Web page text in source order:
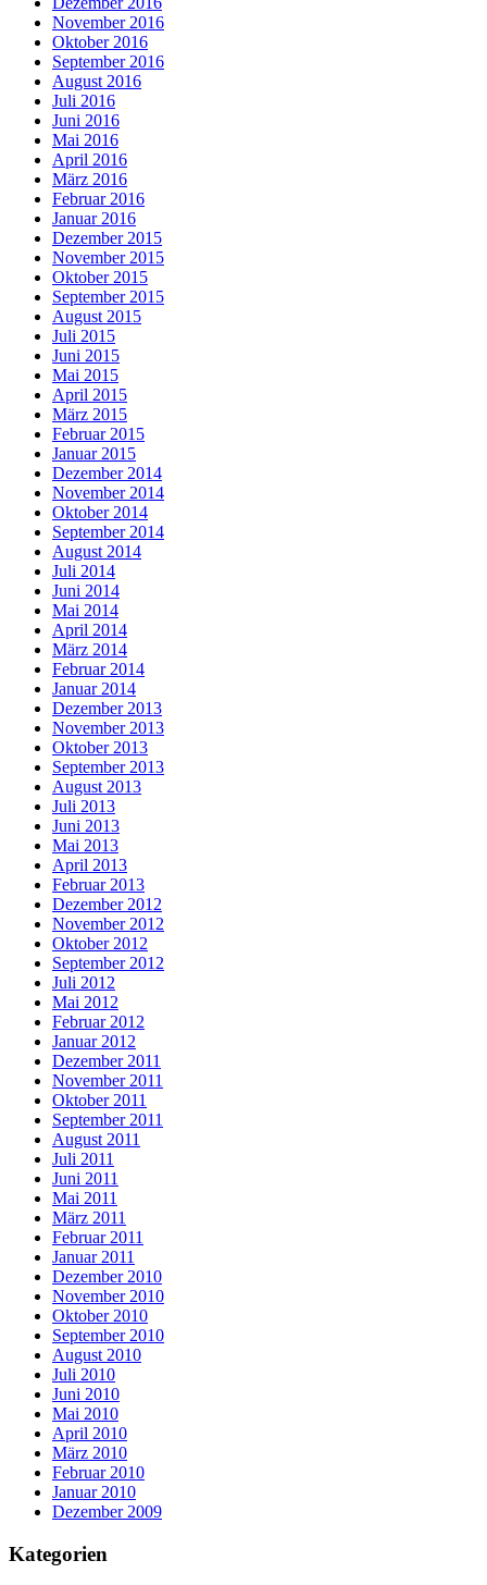
November 2016
Oktober 2016
September 2016
August 2016
Juli 2016
Juni 2016
Mai 2016
April 2016
März 2016
Februar 2016
Januar 2016
Dezember 2015
November 2015
Oktober 2015
September 2015
August 2015
Juli 2015
Juni 2015
Mai 2015
April 2015
März 2015
Februar 2015
Januar 2015
Dezember 2014
November 2014
Oktober 2014
September 2014
August 2014
Juli 2014
Juni 2014
Mai 2014
April 2014
März 2014
Februar 2014
Januar 2014
Dezember 2013
November 2013
Oktober 2013
September 2013
August 2013
Juli 2013
Juni 2013
Mai 2013
April 2013
Februar 2013
Dezember 2012
November 2012
Oktober 2012
September 2012
Juli 2012
Mai 2012
Februar 2012
Januar 2012
Dezember 2011
November 2011
Oktober 2011
September 2011
August 2011
Juli 2011
Juni 2011
Mai 2011
März 2011
Februar 2011
Januar 2011
Dezember 2010
November 2010
Oktober 2010
September 2010
August 2010
Juli 2010
Juni 2010
Mai 2010
April 2010
März 2010
Februar 2010
Januar 2010
Dezember 2009
Kategorien